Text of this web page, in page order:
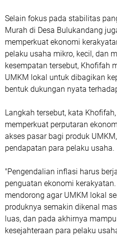
Selain fokus pada stabilitas
Murah di Desa Bulukandang
memperkuat ekonomi
pelaku usaha mikro, kecil, dan
kesempatan tersebut, Khofifah
UMKM lokal untuk dibagikan
bentuk dukungan nyata
Langkah tersebut, kata
memperkuat perputaran
akses pasar bagi produk
pendapatan para pelaku usaha.
"Pengendalian inflasi harus
penguatan ekonomi
mendorong agar UMKM lokal
produknya semakin dikenal
luas, dan pada akhirnya
kesejahteraan para pelaku